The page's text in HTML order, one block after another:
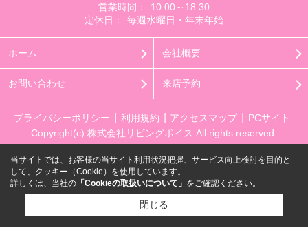
営業時間：
10:00～18:30
定休日：
毎週水曜日・年末年始
ホーム 会社概要
お問い合わせ 来店予約
プライバシーポリシー 利用規約 アクセスマップ
PCサイト
Copyright(c) 株式会社リビングボイス All rights reserved.
当サイトでは、お客様の当サイト利用状況把握、サービス向上検討を目的と
して、クッキー（Cookie）を使用しています。
詳しくは、当社の 「Cookieの取扱いについて」 をご確認ください。
閉じる